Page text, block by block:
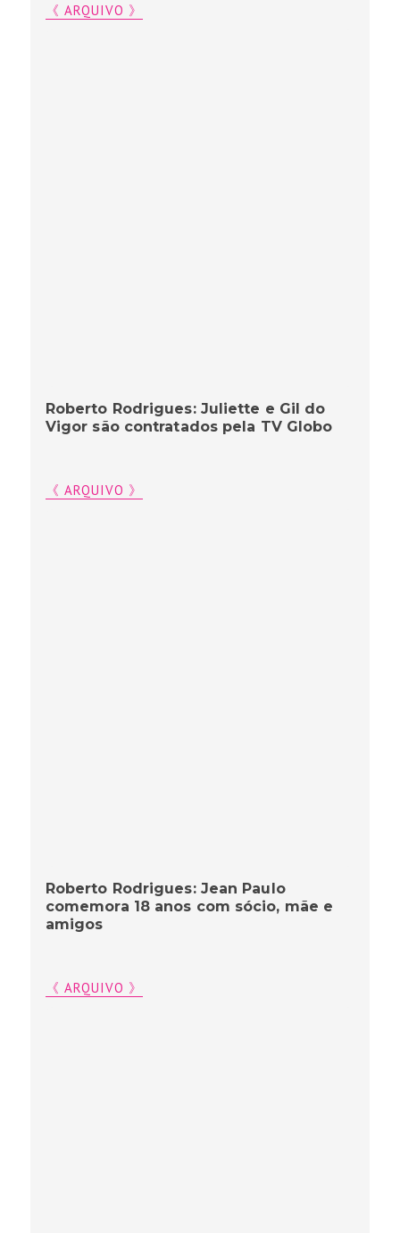
《 ARQUIVO 》
Roberto Rodrigues: Juliette e Gil do
Vigor são contratados pela TV Globo
《 ARQUIVO 》
Roberto Rodrigues: Jean Paulo
comemora 18 anos com sócio, mãe e
amigos
《 ARQUIVO 》